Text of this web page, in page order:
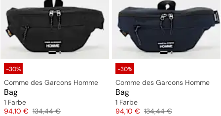
-30%
Comme des Garcons Homme
Bag
1 Farbe
Preis
94,10 € Originalpreis
134,44 €
-30%
Comme des Garcons Homme
Bag
1 Farbe
Preis
94,10 € Originalpreis
134,44 €